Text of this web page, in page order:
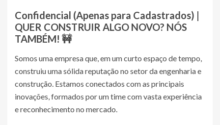
Confidencial (Apenas para Cadastrados) |
QUER CONSTRUIR ALGO NOVO? NÓS
TAMBÉM! 🚧
Somos uma empresa que, em um curto espaço de tempo,
construiu uma sólida reputação no setor da engenharia e
construção. Estamos conectados com as principais
inovações, formados por um time com vasta experiência
e reconhecimento no mercado.